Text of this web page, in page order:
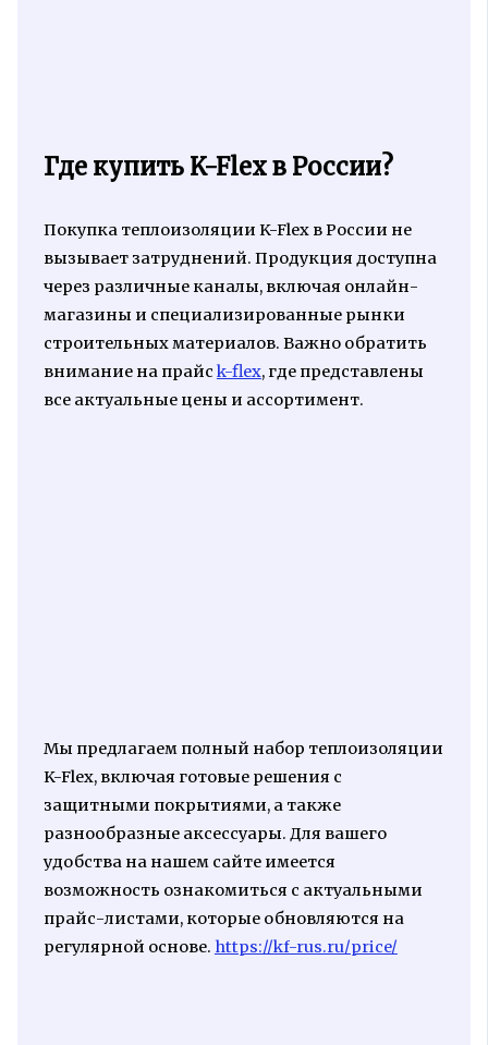
Где купить K-Flex в России?
Покупка теплоизоляции K-Flex в России не
вызывает затруднений. Продукция доступна
через различные каналы, включая онлайн-
магазины и специализированные рынки
строительных материалов. Важно обратить
внимание на прайс k-flex, где представлены
все актуальные цены и ассортимент.
Мы предлагаем полный набор теплоизоляции
K-Flex, включая готовые решения с
защитными покрытиями, а также
разнообразные аксессуары. Для вашего
удобства на нашем сайте имеется
возможность ознакомиться с актуальными
прайс-листами, которые обновляются на
регулярной основе. https://kf-rus.ru/price/